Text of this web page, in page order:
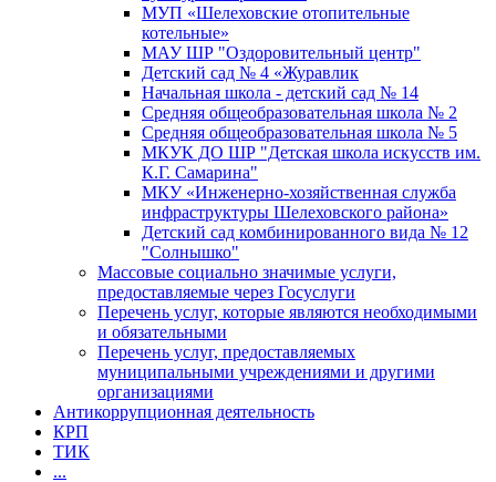
МУП «Шелеховские отопительные
котельные»
МАУ ШР "Оздоровительный центр"
Детский сад № 4 «Журавлик
Начальная школа - детский сад № 14
Средняя общеобразовательная школа № 2
Средняя общеобразовательная школа № 5
МКУК ДО ШР "Детская школа искусств им.
К.Г. Самарина"
МКУ «Инженерно-хозяйственная служба
инфраструктуры Шелеховского района»
Детский сад комбинированного вида № 12
"Солнышко"
Массовые социально значимые услуги,
предоставляемые через Госуслуги
Перечень услуг, которые являются необходимыми
и обязательными
Перечень услуг, предоставляемых
муниципальными учреждениями и другими
организациями
Антикоррупционная деятельность
КРП
ТИК
...